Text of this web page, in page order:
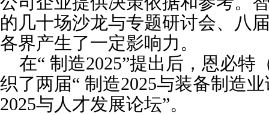
的几十场沙龙与专题研讨会、八
各界产生了一定影响力。
在“ 制造2025”提出后，恩必特
织了两届“ 制造2025与装备制造
2025与人才发展论坛”。